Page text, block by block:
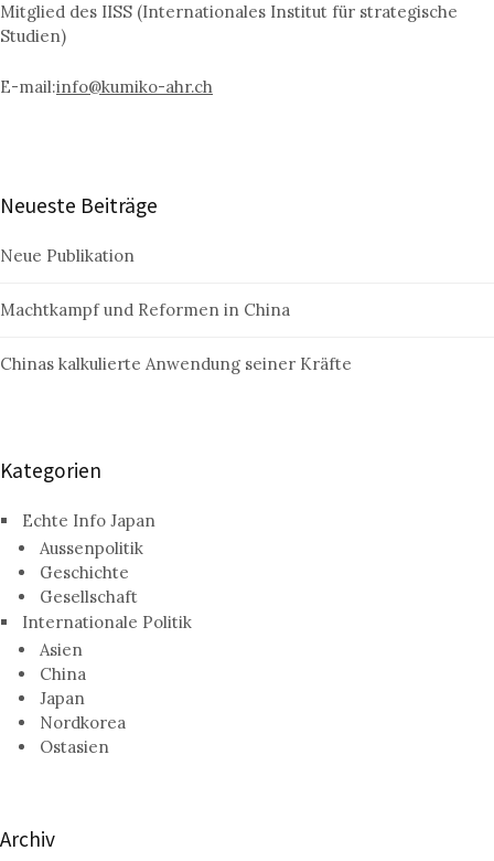
Mitglied des IISS (Internationales Institut für strategische
Studien)
E-mail:info@kumiko-ahr.ch
Neueste Beiträge
Neue Publikation
Machtkampf und Reformen in China
Chinas kalkulierte Anwendung seiner Kräfte
Kategorien
Echte Info Japan
Aussenpolitik
Geschichte
Gesellschaft
Internationale Politik
Asien
China
Japan
Nordkorea
Ostasien
Archiv